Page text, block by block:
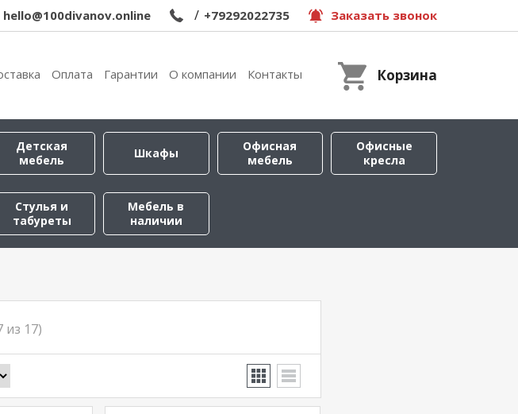
hello@100divanov.online / +79292022735 Заказать звонок
Оплата Гарантии О компании Контакты Корзина
Детская
мебель
Шкафы
Офисная
мебель
Офисные
кресла
Стулья и
табуреты
Мебель в
наличии
из 17)